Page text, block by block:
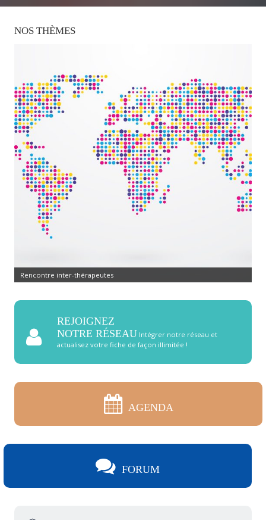
NOS THÈMES
Rencontre inter-thérapeutes
REJOIGNEZ
NOTRE RÉSEAU Intégrer notre réseau et
actualisez votre fiche de façon illimitée !
AGENDA
FORUM